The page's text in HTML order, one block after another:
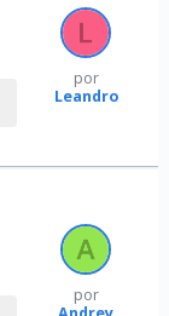
por
Leandro
por